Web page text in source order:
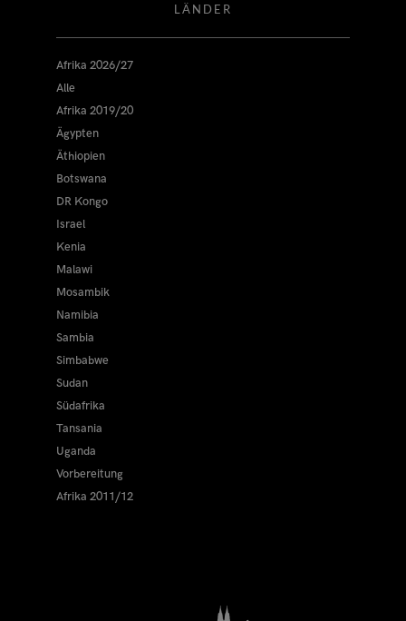
LÄNDER
Afrika 2026/27
Alle
Afrika 2019/20
Ägypten
Äthiopien
Botswana
DR Kongo
Israel
Kenia
Malawi
Mosambik
Namibia
Sambia
Simbabwe
Sudan
Südafrika
Tansania
Uganda
Vorbereitung
Afrika 2011/12